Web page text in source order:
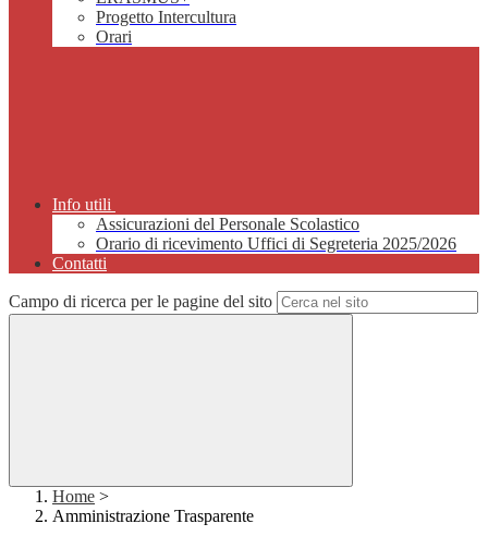
Progetto Intercultura
Orari
Info utili
Assicurazioni del Personale Scolastico
Orario di ricevimento Uffici di Segreteria 2025/2026
Contatti
Campo di ricerca per le pagine del sito
Home >
Amministrazione Trasparente